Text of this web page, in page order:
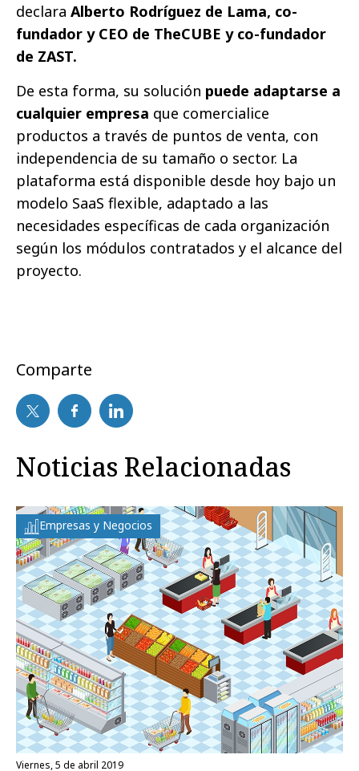
declara Alberto Rodríguez de Lama, co-
fundador y CEO de TheCUBE y co-fundador
de ZAST.
De esta forma, su solución puede adaptarse a
cualquier empresa que comercialice
productos a través de puntos de venta, con
independencia de su tamaño o sector. La
plataforma está disponible desde hoy bajo un
modelo SaaS flexible, adaptado a las
necesidades específicas de cada organización
según los módulos contratados y el alcance del
proyecto.
Comparte
Noticias Relacionadas
Empresas y Negocios
viernes, 5 de abril 2019